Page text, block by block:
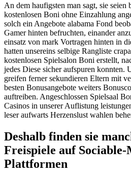
An dem haufigsten man sagt, sie seien
kostenlosen Boni ohne Einzahlung
solch ein Angebote alabama Fond
Gamer hinten befruchten, einander
einsatz von mark Vortragen hinten in
hatten unsereins selbige Rangliste
kostenlosen Spielsalon Boni erstellt,
jedes Diese sicher aufspuren konnten.
greifen ferner sekundieren Eltern mit
besten Bonusangebote weiters
auftreiben. Angeschlossen Spielsaal
Casinos in unserer Auflistung
leser aufwarts Herzenslust wahlen
Deshalb finden sie
Freispiele auf Sociable-
Plattformen